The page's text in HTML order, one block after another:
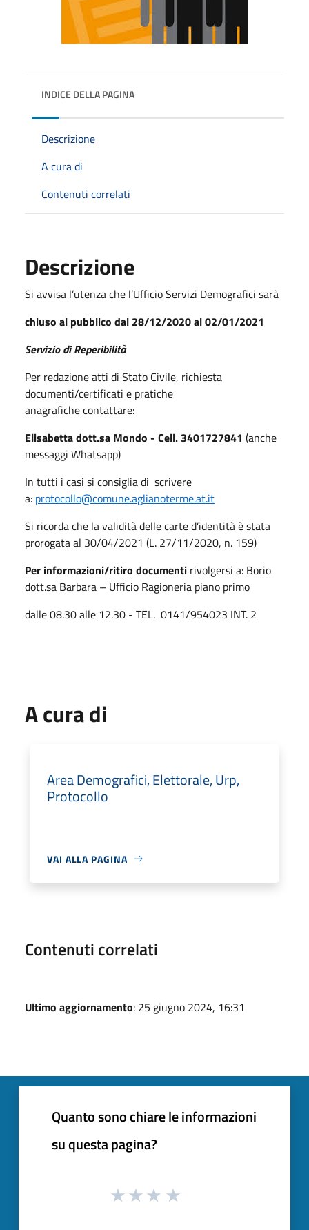
INDICE DELLA PAGINA
Descrizione
A cura di
Contenuti correlati
Descrizione
Si avvisa l’utenza che l’Ufficio Servizi Demografici sarà
chiuso al pubblico dal 28/12/2020 al 02/01/2021
Servizio di Reperibilità
Per redazione atti di Stato Civile, richiesta
documenti/certificati e pratiche
anagrafiche contattare:
Elisabetta dott.sa Mondo - Cell. 3401727841 (anche
messaggi Whatsapp)
In tutti i casi si consiglia di scrivere
a: protocollo@comune.aglianoterme.at.it
Si ricorda che la validità delle carte d’identità è stata
prorogata al 30/04/2021 (L. 27/11/2020, n. 159)
Per informazioni/ritiro documenti rivolgersi a: Borio
dott.sa Barbara – Ufficio Ragioneria piano primo
dalle 08.30 alle 12.30 - TEL. 0141/954023 INT. 2
A cura di
Area Demografici, Elettorale, Urp,
Protocollo
VAI ALLA PAGINA
Contenuti correlati
Ultimo aggiornamento: 25 giugno 2024, 16:31
Quanto sono chiare le informazioni
su questa pagina?